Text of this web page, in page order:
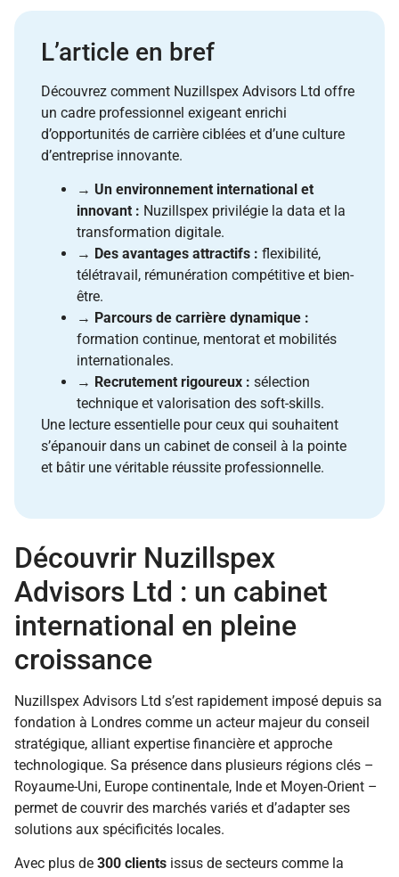
L’article en bref
Découvrez comment Nuzillspex Advisors Ltd offre
un cadre professionnel exigeant enrichi
d’opportunités de carrière ciblées et d’une culture
d’entreprise innovante.
→ Un environnement international et
innovant : Nuzillspex privilégie la data et la
transformation digitale.
→ Des avantages attractifs : flexibilité,
télétravail, rémunération compétitive et bien-
être.
→ Parcours de carrière dynamique :
formation continue, mentorat et mobilités
internationales.
→ Recrutement rigoureux : sélection
technique et valorisation des soft-skills.
Une lecture essentielle pour ceux qui souhaitent
s’épanouir dans un cabinet de conseil à la pointe
et bâtir une véritable réussite professionnelle.
Découvrir Nuzillspex
Advisors Ltd : un cabinet
international en pleine
croissance
Nuzillspex Advisors Ltd s’est rapidement imposé depuis sa
fondation à Londres comme un acteur majeur du conseil
stratégique, alliant expertise financière et approche
technologique. Sa présence dans plusieurs régions clés –
Royaume-Uni, Europe continentale, Inde et Moyen-Orient –
permet de couvrir des marchés variés et d’adapter ses
solutions aux spécificités locales.
Avec plus de 300 clients issus de secteurs comme la